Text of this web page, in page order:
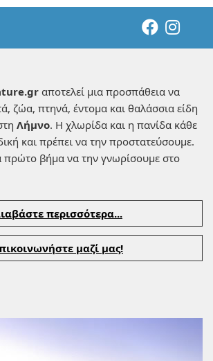
αποτελεί μια προσπάθεια να
ζώα, πτηνά, έντομα και θαλάσσια είδη
Λήμνο. Η χλωρίδα και η πανίδα κάθε
και πρέπει να την προστατεύσουμε.
πρώτο βήμα να την γνωρίσουμε στο
περισσότερα...
μαζί μας!